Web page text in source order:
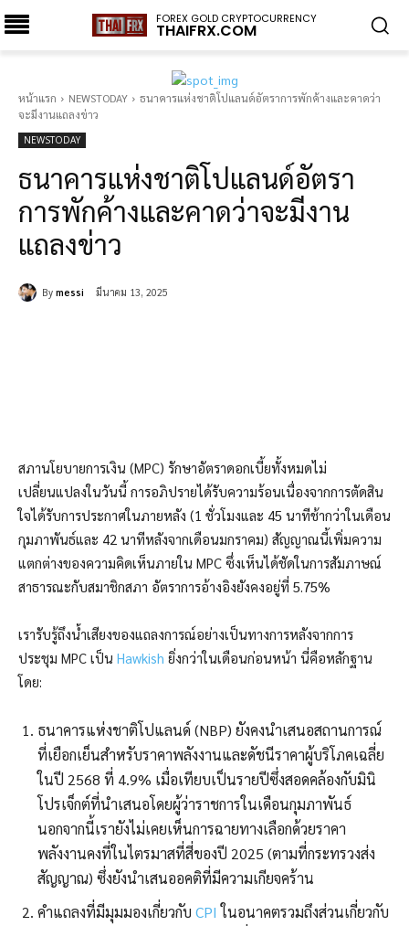
FOREX GOLD CRYPTOCURRENCY
THAIFRX.COM
หน้าแรก NEWSTODAY
ธนาคารแห่งชาติโปแลนด์อัตราการพักค้างและคาดว่า
จะมีงานแถลงข่าว
NEWSTODAY
ธนาคารแห่งชาติโปแลนด์อัตรา
การพักค้างและคาดว่าจะมีงาน
แถลงข่าว
By messi มีนาคม 13, 2025
สภานโยบายการเงิน (MPC) รักษาอัตราดอกเบี้ยทั้งหมดไม่
เปลี่ยนแปลงในวันนี้ การอภิปรายได้รับความร้อนเนื่องจากการตัดสิน
ใจได้รับการประกาศในภายหลัง (1 ชั่วโมงและ 45 นาทีช้ากว่าในเดือน
กุมภาพันธ์และ 42 นาทีหลังจากเดือนมกราคม) สัญญาณนี้เพิ่มความ
แตกต่างของความคิดเห็นภายใน MPC ซึ่งเห็นได้ชัดในการสัมภาษณ์
สาธารณะกับสมาชิกสภา อัตราการอ้างอิงยังคงอยู่ที่ 5.75%
เรารับรู้ถึงน้ำเสียงของแถลงการณ์อย่างเป็นทางการหลังจากการ
ประชุม MPC เป็น Hawkish ยิ่งกว่าในเดือนก่อนหน้า นี่คือหลักฐาน
โดย:
ธนาคารแห่งชาติโปแลนด์ (NBP) ยังคงนำเสนอสถานการณ์
ที่เยือกเย็นสำหรับราคาพลังงานและดัชนีราคาผู้บริโภคเฉลี่ย
ในปี 2568 ที่ 4.9% เมื่อเทียบเป็นรายปีซึ่งสอดคล้องกับมินิ
โปรเจ็กต์ที่นำเสนอโดยผู้ว่าราชการในเดือนกุมภาพันธ์
นอกจากนี้เรายังไม่เคยเห็นการฉายทางเลือกด้วยราคา
พลังงานคงที่ในไตรมาสที่สี่ของปี 2025 (ตามที่กระทรวงส่ง
สัญญาณ) ซึ่งยังนำเสนออคติที่มีความเกียจคร้าน
คำแถลงที่มีมุมมองเกี่ยวกับ CPI ในอนาคตรวมถึงส่วนเกี่ยวกับ